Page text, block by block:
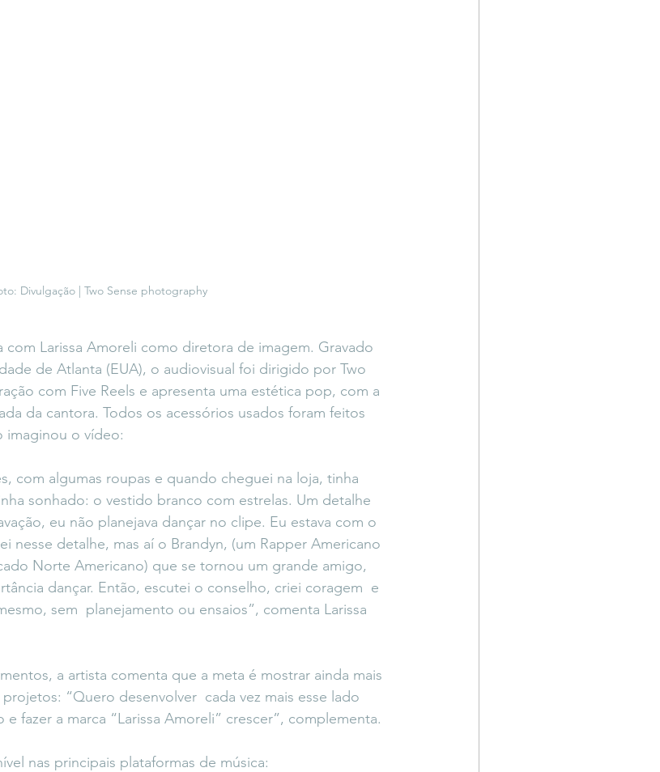
Divulgação | Two Sense photography
Larissa Amoreli como diretora de imagem. Gravado
de Atlanta (EUA), o audiovisual foi dirigido por Two
com Five Reels e apresenta uma estética pop, com a
da cantora. Todos os acessórios usados foram feitos
imaginou o vídeo:
com algumas roupas e quando cheguei na loja, tinha
sonhado: o vestido branco com estrelas. Um detalhe
eu não planejava dançar no clipe. Eu estava com o
nesse detalhe, mas aí o Brandyn, (um Rapper Americano
Norte Americano) que se tornou um grande amigo,
dançar. Então, escutei o conselho, criei coragem  e
sem  planejamento ou ensaios”, comenta Larissa
a artista comenta que a meta é mostrar ainda mais
“Quero desenvolver  cada vez mais esse lado
fazer a marca “Larissa Amoreli” crescer”, complementa.
nas principais plataformas de música: